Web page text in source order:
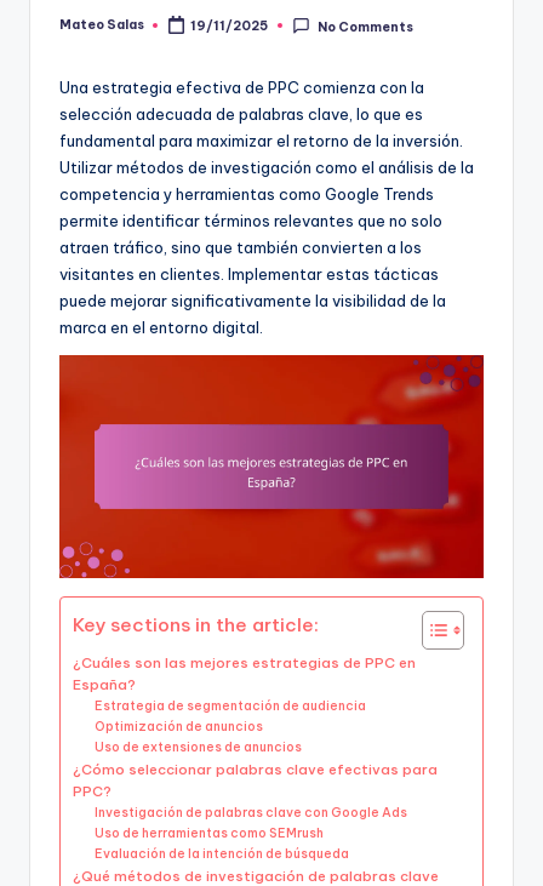
Posted
Mateo Salas 19/11/2025 No Comments
Una estrategia efectiva de PPC comienza con la
selección adecuada de palabras clave, lo que es
fundamental para maximizar el retorno de la inversión.
Utilizar métodos de investigación como el análisis de la
competencia y herramientas como Google Trends
permite identificar términos relevantes que no solo
atraen tráfico, sino que también convierten a los
visitantes en clientes. Implementar estas tácticas
puede mejorar significativamente la visibilidad de la
marca en el entorno digital.
Key sections in the article:
¿Cuáles son las mejores estrategias de PPC en
España?
Estrategia de segmentación de audiencia
Optimización de anuncios
Uso de extensiones de anuncios
¿Cómo seleccionar palabras clave efectivas para
PPC?
Investigación de palabras clave con Google Ads
Uso de herramientas como SEMrush
Evaluación de la intención de búsqueda
¿Qué métodos de investigación de palabras clave